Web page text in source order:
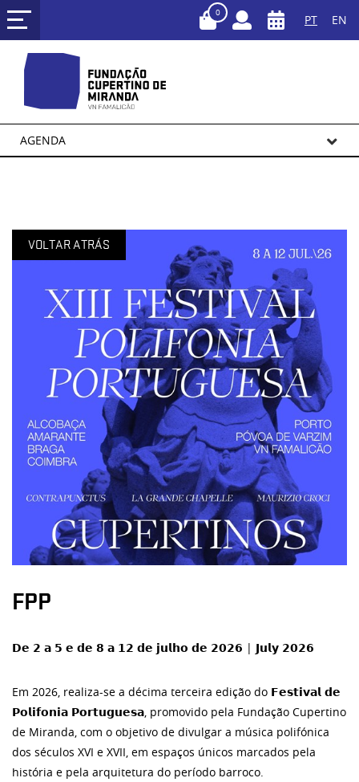
PT EN
0
AGENDA
VOLTAR ATRÁS
FPP
𝗗𝗲 𝟮 𝗮 𝟱 𝗲 𝗱𝗲 𝟴 𝗮 𝟭𝟮 𝗱𝗲 𝗷𝘂𝗹𝗵𝗼 𝗱𝗲 𝟮𝟬𝟮𝟲 | 𝗝𝘂𝗹𝘆 𝟮𝟬𝟮𝟲
Em 2026, realiza-se a décima terceira edição do 𝗙𝗲𝘀𝘁𝗶𝘃𝗮𝗹 𝗱𝗲
𝗣𝗼𝗹𝗶𝗳𝗼𝗻𝗶𝗮 𝗣𝗼𝗿𝘁𝘂𝗴𝘂𝗲𝘀𝗮, promovido pela Fundação Cupertino
de Miranda, com o objetivo de divulgar a música polifónica
dos séculos XVI e XVII, em espaços únicos marcados pela
história e pela arquitetura do período barroco.